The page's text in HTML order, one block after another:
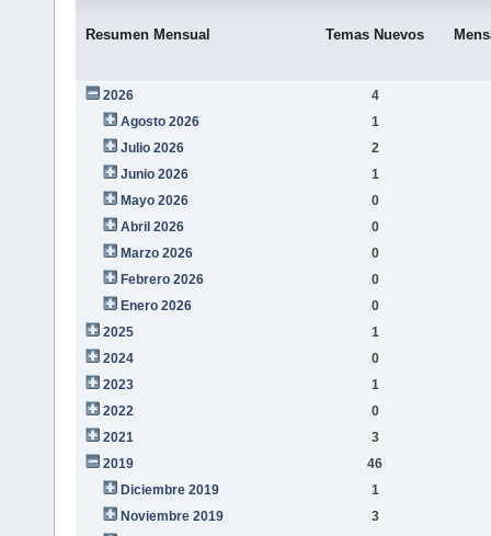
Resumen Mensual Temas Nuevos
2026
4
Agosto 2026
1
Julio 2026
2
Junio 2026
1
Mayo 2026
0
Abril 2026
0
Marzo 2026
0
Febrero 2026
0
Enero 2026
0
2025
1
2024
0
2023
1
2022
0
2021
3
2019
46
Diciembre 2019
1
Noviembre 2019
3